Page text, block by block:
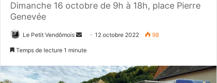
Dimanche 16 octobre de 9h à 18h, place Pierre
Genevée
Le Petit Vendômois
o
y
12 octobre 2022 98
Temps de lecture 1 minute